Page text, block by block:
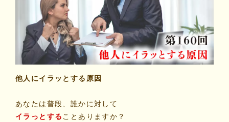
交流の場
学びの場
マイビリちゃん診断
風水ミニビリちゃん診断
他人にイラッとする原因
あなたは普段、誰かに対して
イラっとすることありますか？